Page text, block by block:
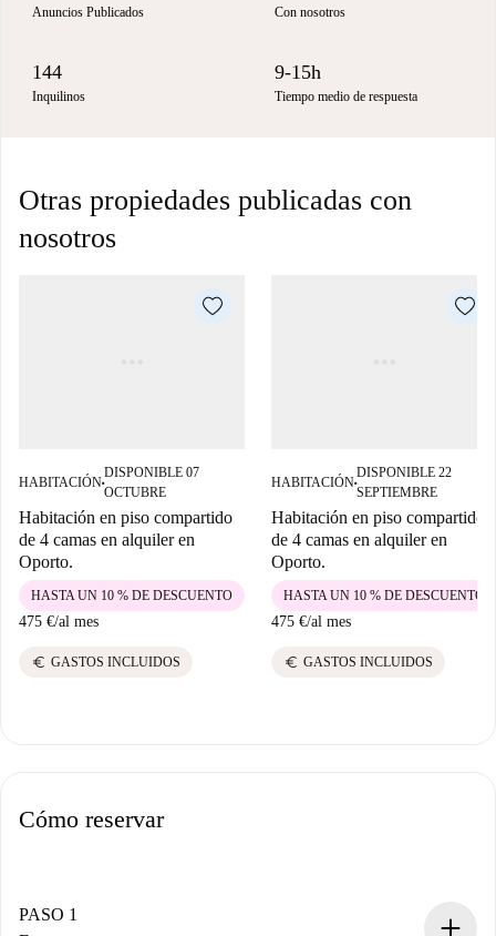
Anuncios Publicados Con nosotros
144
Inquilinos
9-15h
Tiempo medio de respuesta
Otras propiedades publicadas con
nosotros
HABITACIÓN■
DISPONIBLE 07
OCTUBRE
Habitación en piso compartido
de 4 camas en alquiler en
Oporto.
475 €/al mes
HASTA UN 10 % DE DESCUENTO
euro GASTOS INCLUIDOS
HABITACIÓN■
DISPONIBLE 22
SEPTIEMBRE
Habitación en piso compartido
de 4 camas en alquiler en
Oporto.
475 €/al mes
HASTA UN 10 % DE DESCUENTO
euro GASTOS INCLUIDOS
Cómo reservar
PASO 1